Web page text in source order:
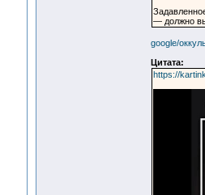
— должно
google/
Цитата:
https://